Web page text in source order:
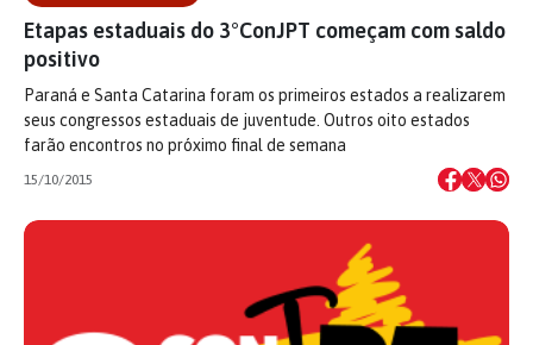
Etapas estaduais do 3°ConJPT começam com saldo
positivo
Paraná e Santa Catarina foram os primeiros estados a realizarem
seus congressos estaduais de juventude. Outros oito estados
farão encontros no próximo final de semana
15/10/2015